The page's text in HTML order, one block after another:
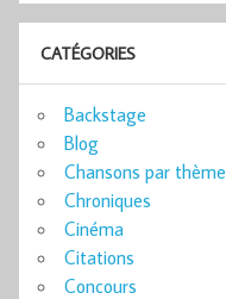
CATÉGORIES
Backstage
Blog
Chansons par thème
Chroniques
Cinéma
Citations
Concours